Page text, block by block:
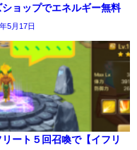
ショップでエネルギー無料
5月17日
リート５回召喚で【イフリ